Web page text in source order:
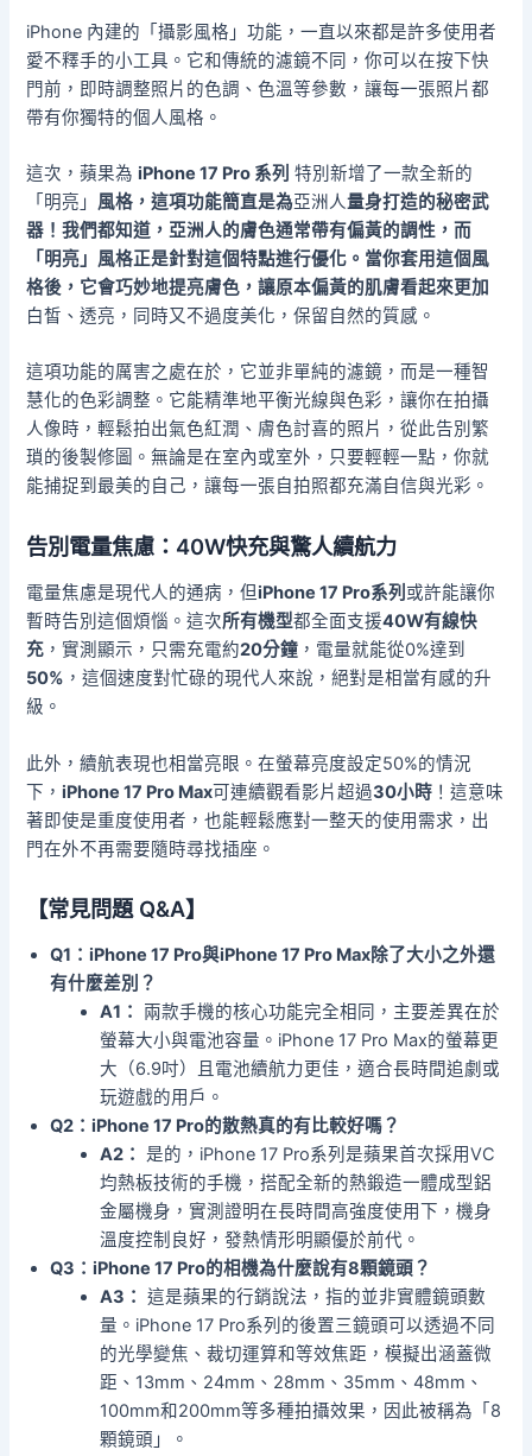
iPhone 內建的「攝影風格」功能，一直以來都是許多使用者
愛不釋手的小工具。它和傳統的濾鏡不同，你可以在按下快
門前，即時調整照片的色調、色溫等參數，讓每一張照片都
帶有你獨特的個人風格。
這次，蘋果為iPhone 17 Pro 系列 特別新增了一款全新的
「明亮」 風格，這項功能簡直是為亞洲人量身打造的秘密武
器！我們都知道，亞洲人的膚色通常帶有偏黃的調性，而
「明亮」風格正是針對這個特點進行優化。當你套用這個風
格後，它會巧妙地提亮膚色，讓原本偏黃的肌膚看起來更加
白皙、透亮，同時又不過度美化，保留自然的質感。
這項功能的厲害之處在於，它並非單純的濾鏡，而是一種智
慧化的色彩調整。它能精準地平衡光線與色彩，讓你在拍攝
人像時，輕鬆拍出氣色紅潤、膚色討喜的照片，從此告別繁
瑣的後製修圖。無論是在室內或室外，只要輕輕一點，你就
能捕捉到最美的自己，讓每一張自拍照都充滿自信與光彩。
告別電量焦慮：40W快充與驚人續航力
電量焦慮是現代人的通病，但iPhone 17 Pro系列 或許能讓你
暫時告別這個煩惱。這次所有機型都全面支援40W有線快
充 ，實測顯示，只需充電約20分鐘 ，電量就能從0%達到
50% ，這個速度對忙碌的現代人來說，絕對是相當有感的升
級。
此外，續航表現也相當亮眼。在螢幕亮度設定50%的情況
下，iPhone 17 Pro Max可連續觀看影片超過30小時 ！這意味
著即使是重度使用者，也能輕鬆應對一整天的使用需求，出
門在外不再需要隨時尋找插座。
【常見問題 Q&A】
Q1：iPhone 17 Pro與iPhone 17 Pro Max除了大小之外還
有什麼差別？
A1：
兩款手機的核心功能完全相同，主要差異在於
螢幕大小與電池容量。iPhone 17 Pro Max的螢幕更
大（6.9吋）且電池續航力更佳，適合長時間追劇或
玩遊戲的用戶。
Q2：iPhone 17 Pro的散熱真的有比較好嗎？
A2： 是的，iPhone 17 Pro系列是蘋果首次採用VC
均熱板技術的手機，搭配全新的熱鍛造一體成型鋁
金屬機身，實測證明在長時間高強度使用下，機身
溫度控制良好，發熱情形明顯優於前代。
Q3：iPhone 17 Pro的相機為什麼說有8顆鏡頭？
A3： 這是蘋果的行銷說法，指的並非實體鏡頭數
量。iPhone 17 Pro系列的後置三鏡頭可以透過不同
的光學變焦、裁切運算和等效焦距，模擬出涵蓋微
距、13mm、24mm、28mm、35mm、48mm、
100mm和200mm等多種拍攝效果，因此被稱為「8
顆鏡頭」。